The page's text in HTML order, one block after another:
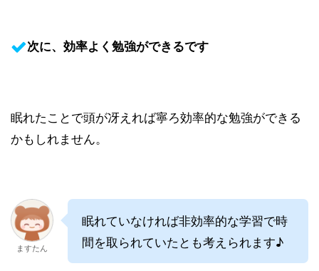
次に、効率よく勉強ができるです
眠れたことで頭が冴えれば寧ろ効率的な勉強ができる
かもしれません。
ますたん
眠れていなければ非効率的な学習で時
間を取られていたとも考えられます♪